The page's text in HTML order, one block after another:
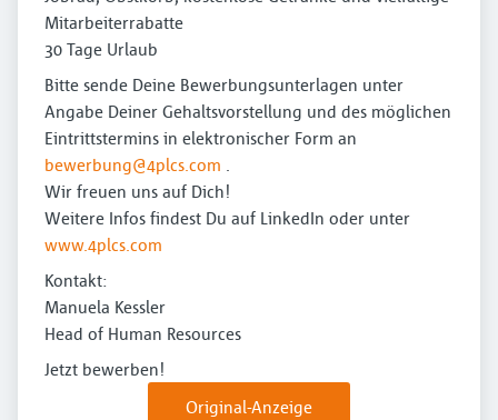
Mitarbeiterrabatte
30 Tage Urlaub
Bitte sende Deine Bewerbungsunterlagen unter
Angabe Deiner Gehaltsvorstellung und des möglichen
Eintrittstermins in elektronischer Form an
bewerbung@4plcs.com .
Wir freuen uns auf Dich!
Weitere Infos findest Du auf LinkedIn oder unter
www.4plcs.com
Kontakt:
Manuela Kessler
Head of Human Resources
Jetzt bewerben!
Original-Anzeige